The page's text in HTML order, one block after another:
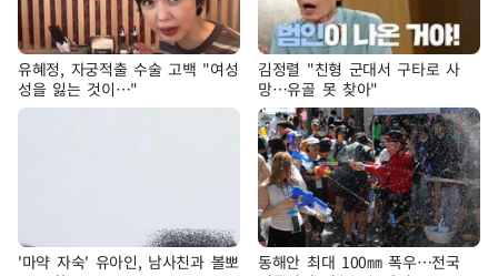
유혜정, 자궁적출 수술 고백 "여성
성을 잃는 것이…"
김정렬 "친형 군대서 구타로 사
망…유골 못 찾아"
'마약 자숙' 유아인, 남사친과 볼뽀
동해안 최대 100㎜ 폭우…전국